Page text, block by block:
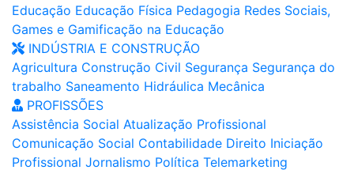
Educação Educação Física Pedagogia Redes Sociais,
Games e Gamificação na Educação
INDÚSTRIA E CONSTRUÇÃO
Agricultura Construção Civil Segurança Segurança do
trabalho Saneamento Hidráulica Mecânica
PROFISSÕES
Assistência Social Atualização Profissional
Comunicação Social Contabilidade Direito Iniciação
Profissional Jornalismo Política Telemarketing